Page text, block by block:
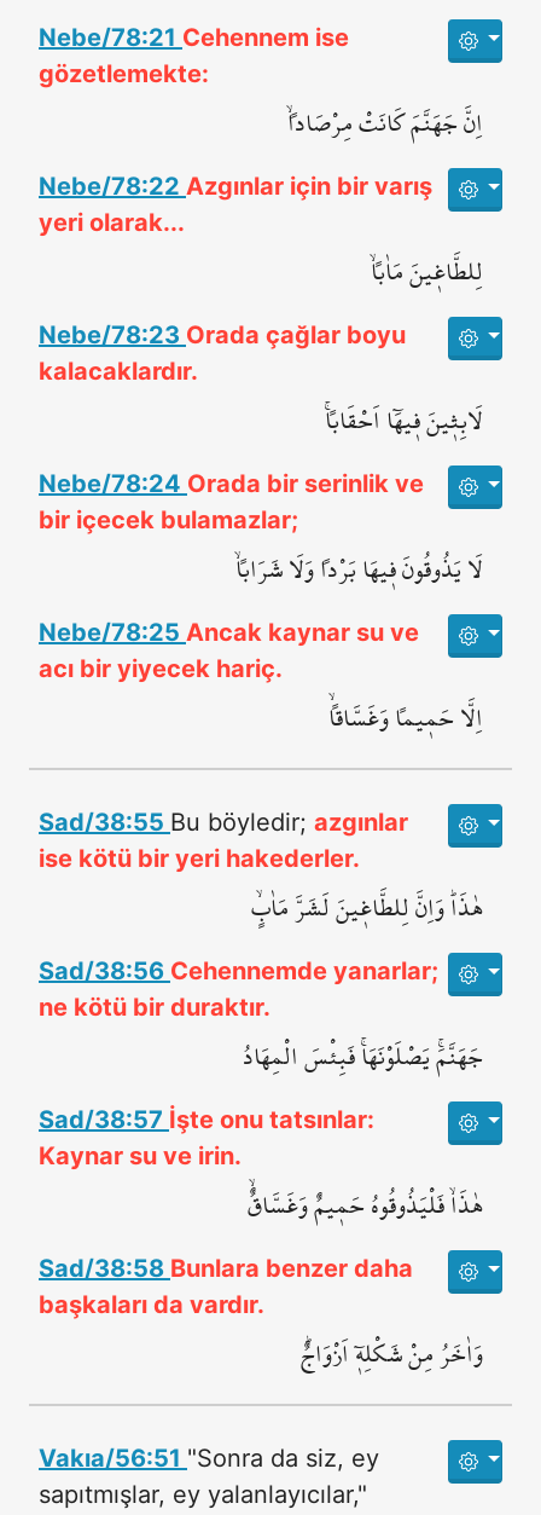
Nebe/78:21 Cehennem ise
gözetlemekte:
اِنَّ جَهَنَّمَ كَانَتْ مِرْصَاداًۙ
Nebe/78:22 Azgınlar için bir varış
yeri olarak...
لِلطَّاغ۪ينَ مَاٰباًۙ
Nebe/78:23 Orada çağlar boyu
kalacaklardır.
لَابِث۪ينَ ف۪يهَٓا اَحْقَاباًۚ
Nebe/78:24 Orada bir serinlik ve
bir içecek bulamazlar;
لَا يَذُوقُونَ ف۪يهَا بَرْداً وَلَا شَرَاباًۙ
Nebe/78:25 Ancak kaynar su ve
acı bir yiyecek hariç.
اِلَّا حَم۪يماً وَغَسَّاقاًۙ
Sad/38:55 Bu böyledir; azgınlar
ise kötü bir yeri hakederler.
هٰذَاۜ وَاِنَّ لِلطَّاغ۪ينَ لَشَرَّ مَاٰبٍۙ
Sad/38:56 Cehennemde yanarlar;
ne kötü bir duraktır.
جَهَنَّمَۚ يَصْلَوْنَهَاۚ فَبِئْسَ الْمِهَادُ
Sad/38:57 İşte onu tatsınlar:
Kaynar su ve irin.
هٰذَاۙ فَلْيَذُوقُوهُ حَم۪يمٌ وَغَسَّاقٌۙ
Sad/38:58 Bunlara benzer daha
başkaları da vardır.
وَاٰخَرُ مِنْ شَكْلِه۪ٓ اَزْوَاجٌۜ
Vakıa/56:51 "Sonra da siz, ey
sapıtmışlar, ey yalanlayıcılar,"